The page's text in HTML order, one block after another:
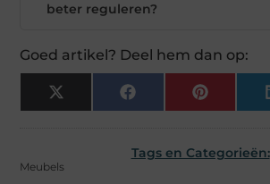
beter reguleren?
Goed artikel? Deel hem dan op:
X
(Twitter)
Facebook Pinterest
Tags en Categorieën:
Meubels